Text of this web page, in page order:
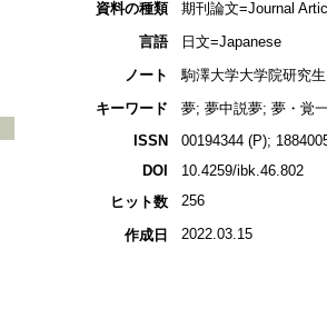
資料の種類
期刊論文=Journal
言語
日文=Japanese
ノート
駒澤大学大学院研究
キーワード
夢; 夢中説夢; 夢・覚
ISSN
00194344 (P);
DOI
10.4259/ibk.46.802
ヒット数
256
作成日 2022.03.15